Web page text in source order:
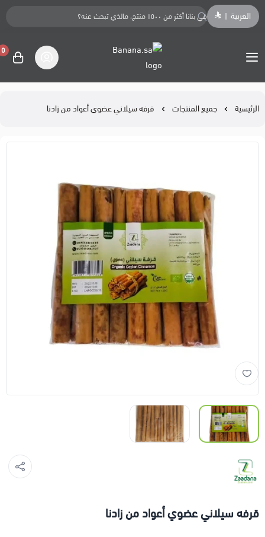
العربية
Banana.sa
0
الرئيسية جميع المنتجات قرفه سيلاني عضوي أعواد من زادنا
قرفه سيلاني عضوي أعواد من زادنا